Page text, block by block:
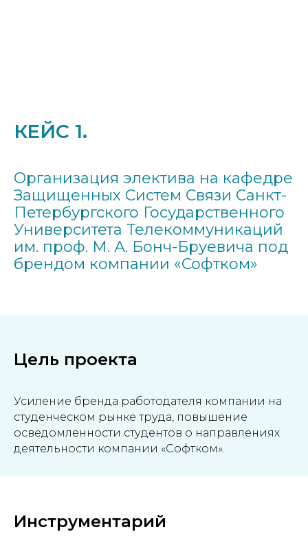
КЕЙС 1.
Организация электива на кафедре
Защищенных Систем Связи Санкт-
Петербургского Государственного
Университета Телекоммуникаций
им. проф. М. А. Бонч-Бруевича под
брендом компании «Софтком»
Цель проекта
Усиление бренда работодателя компании на
студенческом рынке труда, повышение
осведомленности студентов о направлениях
деятельности компании «Софтком».
Инструментарий